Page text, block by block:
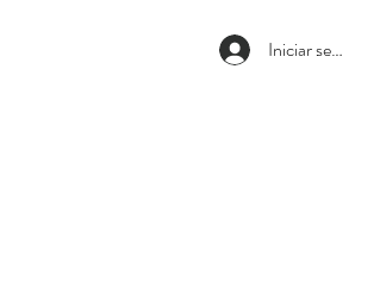
Iniciar sesión